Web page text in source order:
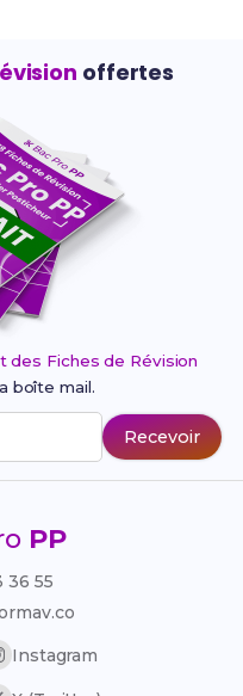
offertes
des Fiches de Révision
boîte mail.
Recevoir
PP
36 55
Instagram